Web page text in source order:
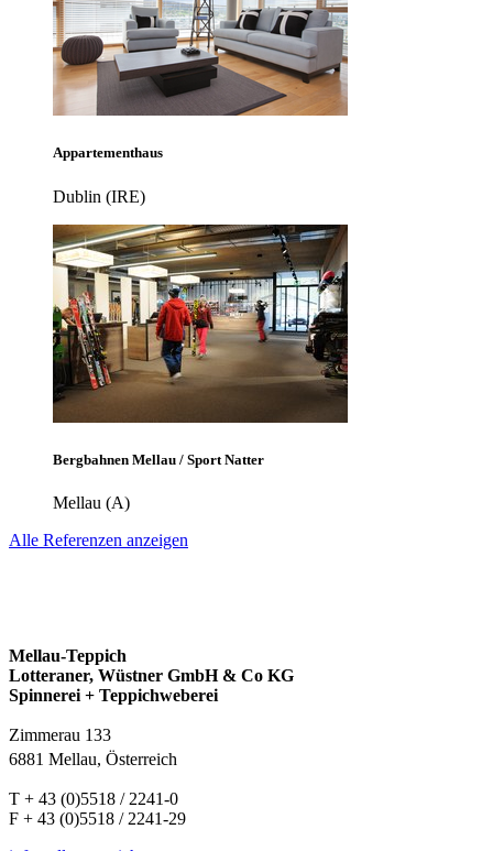
Appartementhaus
Dublin (IRE)
Bergbahnen Mellau / Sport Natter
Mellau (A)
Alle Referenzen anzeigen
Mellau-Teppich
Lotteraner, Wüstner GmbH & Co KG
Spinnerei + Teppichweberei
Zimmerau 133
6881 Mellau, Österreich
T + 43 (0)5518 / 2241-0
F + 43 (0)5518 / 2241-29